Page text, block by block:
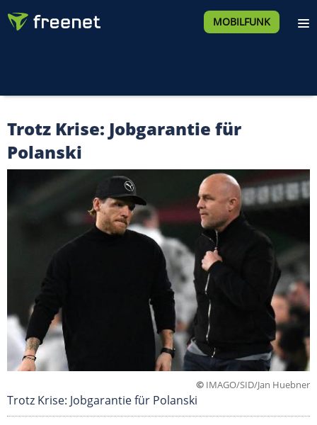
MOBILFUNK
Trotz Krise: Jobgarantie für
Polanski
© IMAGO/SID/Jan Huebner
Trotz Krise: Jobgarantie für Polanski